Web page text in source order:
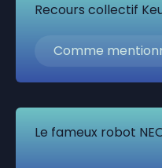
Recours collectif
Comme
Le fameux robot